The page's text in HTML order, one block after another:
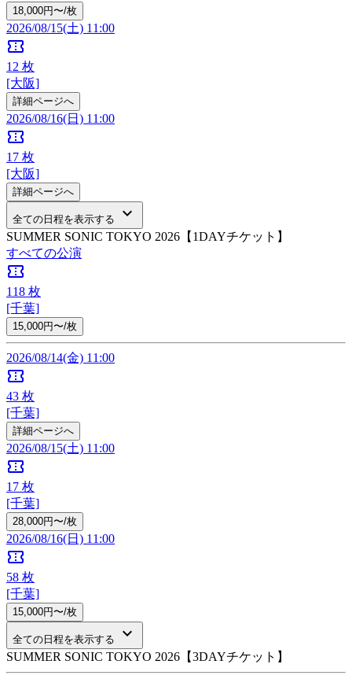
18,000円〜/枚
2026/08/15(土) 11:00
confirmation_number
12 枚
[大阪]
詳細ページへ
2026/08/16(日) 11:00
confirmation_number
17 枚
[大阪]
詳細ページへ
全ての日程を表示する keyboard_arrow_down
SUMMER SONIC TOKYO 2026【1DAYチケット】
すべての公演
confirmation_number
118 枚
[千葉]
15,000円〜/枚
2026/08/14(金) 11:00
confirmation_number
43 枚
[千葉]
詳細ページへ
2026/08/15(土) 11:00
confirmation_number
17 枚
[千葉]
28,000円〜/枚
2026/08/16(日) 11:00
confirmation_number
58 枚
[千葉]
15,000円〜/枚
全ての日程を表示する keyboard_arrow_down
SUMMER SONIC TOKYO 2026【3DAYチケット】